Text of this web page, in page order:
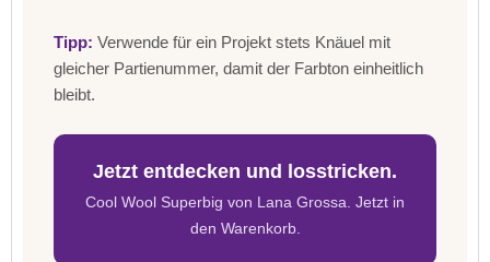
Tipp: Verwende für ein Projekt stets Knäuel mit
gleicher Partienummer, damit der Farbton einheitlich
bleibt.
Jetzt entdecken und losstricken.
Cool Wool Superbig von Lana Grossa. Jetzt in
den Warenkorb.